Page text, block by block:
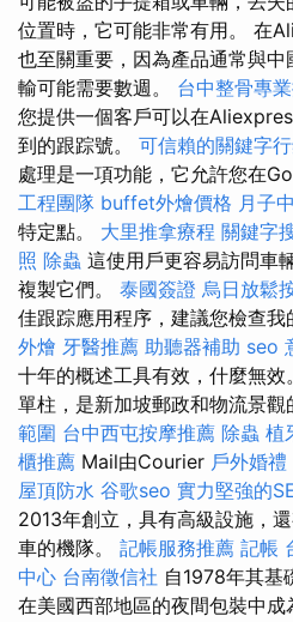
位置時，它可能非常有用。 在
也至關重要，因為產品通常與
輸可能需要數週。 台中整骨專
您提供一個客戶可以在
到的跟踪號。 可信賴的關鍵字
處理是一項功能，它允許您在
工程團隊 buffet外燴價格 月子
特定點。 大里推拿療程 關鍵字
照 除蟲 這使用戶更容易訪問車
複製它們。 泰國簽證 烏日放鬆
佳跟踪應用程序，建議您檢查我
外燴 牙醫推薦 助聽器補助 seo
十年的概述工具有效，什麼無
單柱，是新加坡郵政和物流景觀
範圍 台中西屯按摩推薦 除蟲 植
櫃推薦 Mail由Courier 戶外婚禮
屋頂防水 谷歌seo 實力堅強的
2013年創立，具有高級設施，
車的機隊。 記帳服務推薦 記帳
中心 台南徵信社 自1978年其基
在美國西部地區的夜間包裝中